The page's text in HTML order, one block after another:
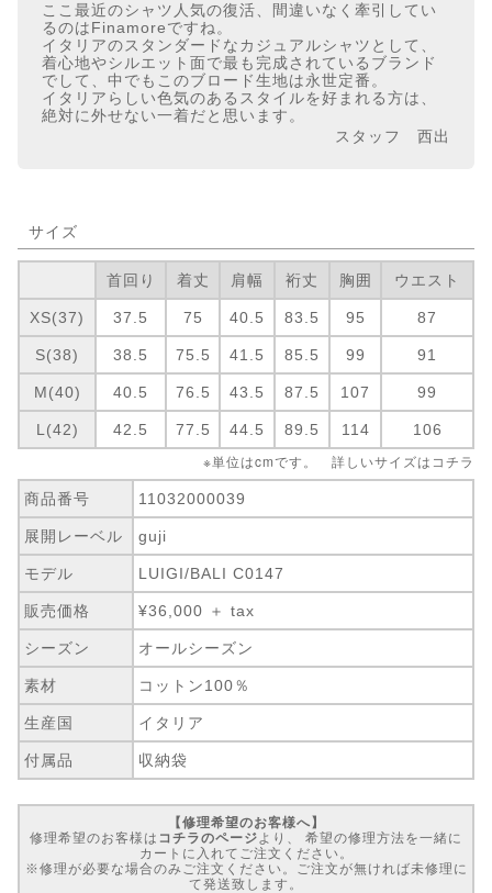
ここ最近のシャツ人気の復活、間違いなく牽引してい
るのはFinamoreですね。
イタリアのスタンダードなカジュアルシャツとして、
着心地やシルエット面で最も完成されているブランド
でして、中でもこのブロード生地は永世定番。
イタリアらしい色気のあるスタイルを好まれる方は、
絶対に外せない一着だと思います。
スタッフ 西出
サイズ
首回り 着丈 肩幅 裄丈 胸囲 ウエスト
XS(37) 37.5 75 40.5 83.5 95 87
S(38) 38.5 75.5 41.5 85.5 99 91
M(40) 40.5 76.5 43.5 87.5 107 99
L(42) 42.5 77.5 44.5 89.5 114 106
※単位はcmです。 詳しいサイズは コチラ
商品番号 11032000039
展開レーベル guji
モデル LUIGI/BALI C0147
販売価格 ¥36,000 ＋ tax
シーズン オールシーズン
素材 コットン100％
生産国 イタリア
付属品 収納袋
【修理希望のお客様へ】
修理希望のお客様は コチラのページ より、 希望の修理方法を一緒に
カートに入れてご注文ください。
※修理が必要な場合のみご注文ください。ご注文が無ければ未修理に
て発送致します。